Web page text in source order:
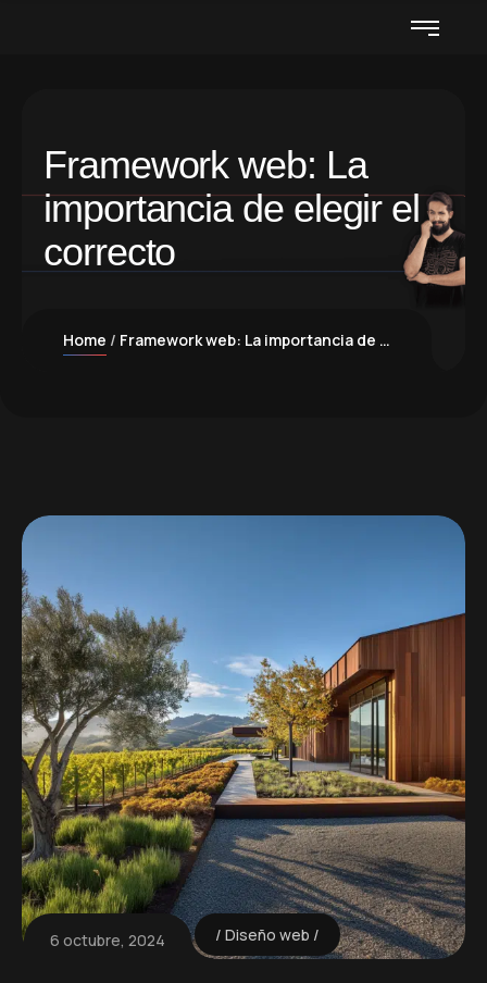
Framework web: La
importancia de elegir el
correcto
Home Framework web: La importancia de elegir el correcto
6 octubre, 2024 Diseño web